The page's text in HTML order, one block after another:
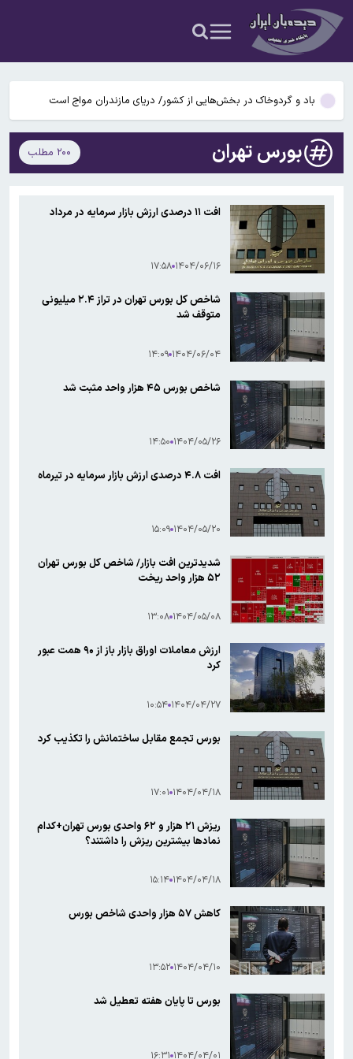
هشدار درباره فروش حواله‌های صوری خودروهای وارداتی
قیمت نفت صعودی ماند
باد و گردوخاک در بخش‌هایی از کشور/ دریای مازندران مواج است
کپلر: ۲۷ نفتکش و شناور این هفته در تنگه هرمز تردد کردند
پاسخ تأمین‌اجتماعی به زمان پرداخت مابه‌التفاوت حقوق بازنشستگان
هشدار درباره فروش حواله‌های صوری خودروهای وارداتی
قیمت نفت صعودی ماند
بورس تهران ۲۰۰ مطلب
افت ۱۱ درصدی ارزش بازار سرمایه در مرداد
۱۴۰۴/۰۶/۱۶ ۱۷:۵۸
شاخص کل بورس تهران در تراز ۲.۴ میلیونی
متوقف شد
۱۴۰۴/۰۶/۰۴ ۱۴:۰۹
شاخص بورس ۴۵ هزار واحد مثبت شد
۱۴۰۴/۰۵/۲۶ ۱۴:۵۰
افت ۴.۸ درصدی ارزش بازار سرمایه در تیرماه
۱۴۰۴/۰۵/۲۰ ۱۵:۰۹
شدیدترین افت بازار/ شاخص کل بورس تهران
۵۲ هزار واحد ریخت
۱۴۰۴/۰۵/۰۸ ۱۳:۰۸
ارزش معاملات اوراق بازار باز از ۹۰ همت عبور
کرد
۱۴۰۴/۰۴/۲۷ ۱۰:۵۴
بورس تجمع مقابل ساختمانش را تکذیب کرد
۱۴۰۴/۰۴/۱۸ ۱۷:۰۱
ریزش ۲۱ هزار و ۶۲ واحدی بورس تهران+کدام
نمادها بیشترین ریزش را داشتند؟
۱۴۰۴/۰۴/۱۸ ۱۵:۱۴
کاهش ۵۷ هزار واحدی شاخص بورس
۱۴۰۴/۰۴/۱۰ ۱۳:۵۲
بورس تا پایان هفته تعطیل شد
۱۴۰۴/۰۴/۰۱ ۱۶:۳۱